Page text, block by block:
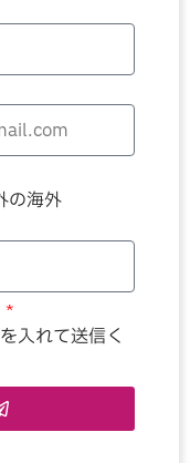
の海外
入れて送信く